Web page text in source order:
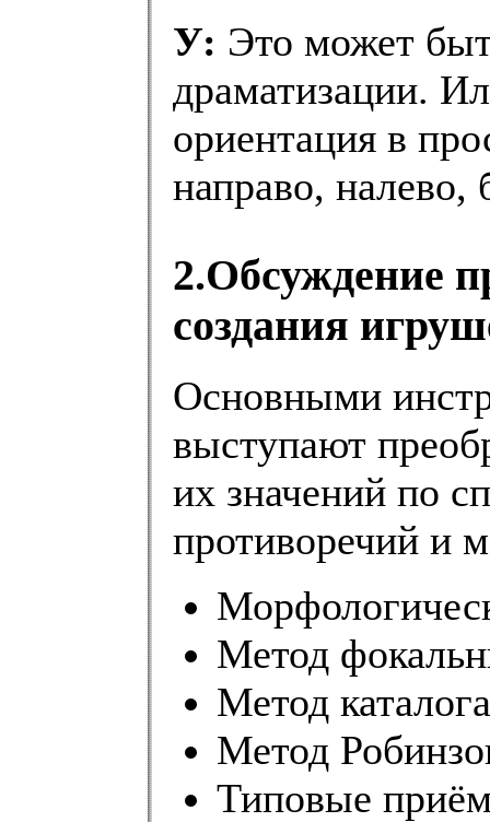
У: Это может
драматизации.
ориентация в
направо, налево,
2.Обсуждение
создания
Основными
выступают
их значений по
противоречий и
Метод
Метод
Метод
Типовые